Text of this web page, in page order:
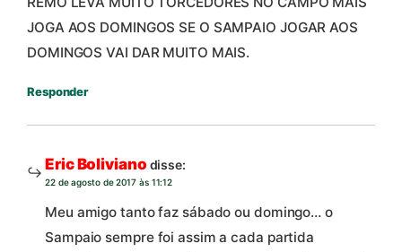
JOGA AOS DOMINGOS SE O SAMPAIO JOGAR AOS
DOMINGOS VAI DAR MUITO MAIS.
Responder
Eric Boliviano disse:
22 de agosto de 2017 às 11:12
Meu amigo tanto faz sábado ou domingo… o
Sampaio sempre foi assim a cada partida